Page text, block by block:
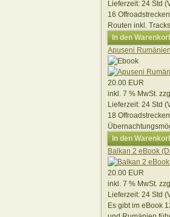
Lieferzeit: 24 Std
16
Routen inkl.
In den
Apuseni
20.00 EUR
inkl. 7 % MwSt.
Lieferzeit: 24 Std
18
In den
Balkan 2 eBook
20.00 EUR
inkl. 7 % MwSt.
Lieferzeit: 24 Std
Es gibt im eBook